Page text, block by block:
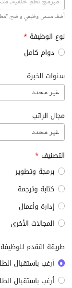
أضف مسمى وظيفي واضح.
نوع الوظيفة *
دوام كامل
سنوات الخبرة
غير محدد
مجال الراتب
غير محدد
التصنيف *
برمجة وتطوير
كتابة وترجمة
إدارة وأعمال
المجالات الأخرى
طريقة التقدم للوظيفة
أرغب باستقبال
أرغب باستقبال